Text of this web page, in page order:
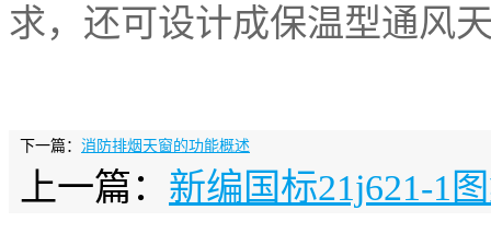
求，还可设计成保温型通风
下一篇： 消防排烟天窗的功能概述
上一篇： 新编国标21j621-1